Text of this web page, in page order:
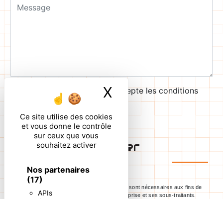
Ce site utilise des cookies
et vous donne le contrôle
sur ceux que vous
souhaitez activer
Nos partenaires
(17)
APIs
X Masquer le
En cochant cette case, j'accepte les conditions
particulières ci-dessous **
Envoyer
** Les données personnelles communiquées sont nécessaires aux fins de
vous contacter. Elles sont destinées à l'entreprise et ses sous-traitants.